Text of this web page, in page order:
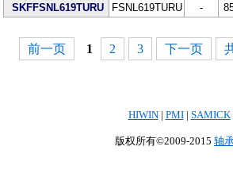
SKFFSNL619TURU
FSNL619TURU -
前一页 1 2 3 下一页
HIWIN| PMI| SAMICK
版权所有©2009-2015 轴